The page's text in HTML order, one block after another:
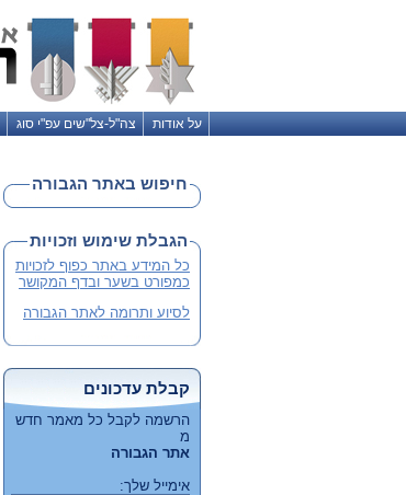
על אודות צה"ל-צל"שים עפ"י סוג
חיפוש באתר הגבורה
הגבלת שימוש וזכויות
כל המידע באתר כפוף לזכויות
כמפורט בשער ובדף המקושר
לסיוע ותרומה לאתר הגבורה
קבלת עדכונים
הרשמה לקבל כל מאמר חדש
מ
אתר הגבורה
אימייל שלך: